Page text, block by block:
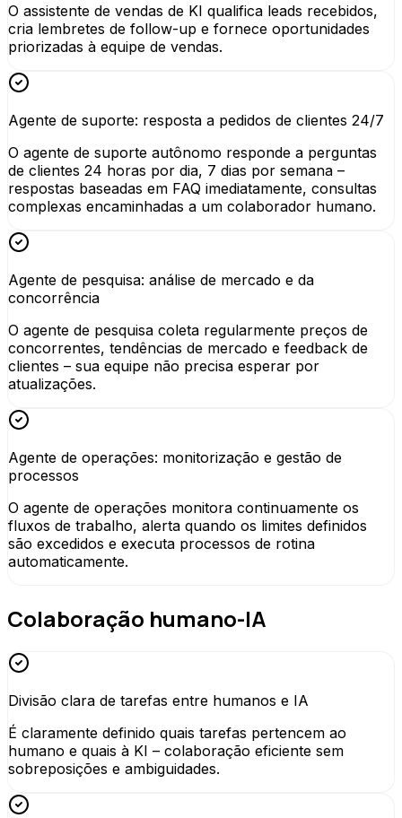
O assistente de vendas de KI qualifica leads recebidos,
cria lembretes de follow-up e fornece oportunidades
priorizadas à equipe de vendas.
Agente de suporte: resposta a pedidos de clientes 24/7
O agente de suporte autônomo responde a perguntas
de clientes 24 horas por dia, 7 dias por semana –
respostas baseadas em FAQ imediatamente, consultas
complexas encaminhadas a um colaborador humano.
Agente de pesquisa: análise de mercado e da
concorrência
O agente de pesquisa coleta regularmente preços de
concorrentes, tendências de mercado e feedback de
clientes – sua equipe não precisa esperar por
atualizações.
Agente de operações: monitorização e gestão de
processos
O agente de operações monitora continuamente os
fluxos de trabalho, alerta quando os limites definidos
são excedidos e executa processos de rotina
automaticamente.
Colaboração humano-IA
Divisão clara de tarefas entre humanos e IA
É claramente definido quais tarefas pertencem ao
humano e quais à KI – colaboração eficiente sem
sobreposições e ambiguidades.